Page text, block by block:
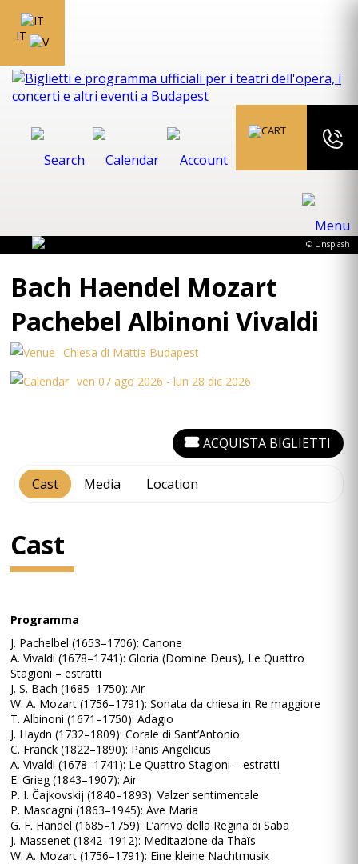
IT
© Unsplash
Bach Haendel Mozart
Pachebel Albinoni Vivaldi
Chiesa di Mattia Budapest
ven 07 ago 2026 - lun 28 dic 2026
Cast Media Location
ACQUISTA BIGLIETTI
Cast
Programma
J. Pachelbel (1653–1706): Canone
A. Vivaldi (1678–1741): Gloria (Domine Deus), Le Quattro
Stagioni – estratti
J. S. Bach (1685–1750): Air
W. A. Mozart (1756–1791): Sonata da chiesa in Re maggiore
T. Albinoni (1671–1750): Adagio
J. Haydn (1732–1809): Corale di Sant’Antonio
C. Franck (1822–1890): Panis Angelicus
A. Vivaldi (1678–1741): Le Quattro Stagioni – estratti
E. Grieg (1843–1907): Air
P. I. Čajkovskij (1840–1893): Valzer sentimentale
P. Mascagni (1863–1945): Ave Maria
G. F. Händel (1685–1759): L’arrivo della Regina di Saba
J. Massenet (1842–1912): Meditazione da Thaïs
W. A. Mozart (1756–1791): Eine kleine Nachtmusik